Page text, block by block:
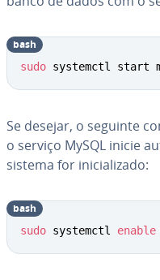
sudo systemctl start
bash
Se desejar, o seguinte
o serviço MySQL inicie
sistema for ini­ci­a­li­zado:
sudo systemctl enable
bash